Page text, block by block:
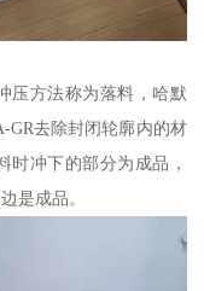
压方法称为落料，哈默
GR去除封闭轮廓内的材
时冲下的部分为成品，
是成品。